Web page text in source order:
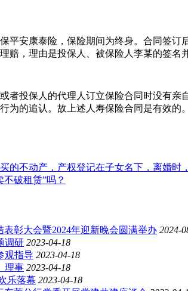
安康泰险，保险期间为终身。合同签订
赔，理由是投保人、被保险人李某的签
投保人的代理人订立保险合同时没有亲
为的追认。故上述人寿保险合同是有效的。
的不动产，产权登记在子女名下，离婚时
破租赁”吗？
彰大会暨2024年迎新晚会圆满举办 2024-
调研 2023-04-18
观指导 2023-04-18
理事 2023-04-18
乐落幕 2023-04-18